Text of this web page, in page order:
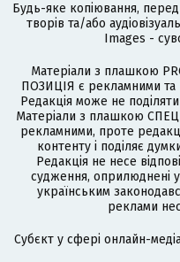
Будь-яке копіювання,
творів та/або
Images -
Матеріали з плашкою
ПОЗИЦІЯ є рекламними та
Редакція може не
Матеріали з плашкою
рекламними, проте
контенту і поділяє
Редакція не несе
судження, оприлюднені
українським
реклами
Cубєкт у сфері онлайн-